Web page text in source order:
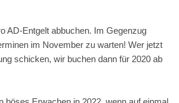
AD-Entgelt abbuchen. Im Gegenzug
im November zu warten! Wer jetzt
schicken, wir buchen dann für 2020 ab